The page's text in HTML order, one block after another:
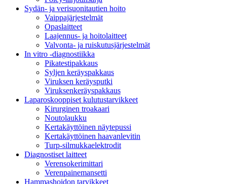
Sydän- ja verisuonitautien hoito
Vaippajärjestelmät
Opaslaitteet
Laajennus- ja hoitolaitteet
Valvonta- ja ruiskutusjärjestelmät
In vitro -diagnostiikka
Pikatestipakkaus
Syljen keräyspakkaus
Viruksen keräysputki
Viruksenkeräyspakkaus
Laparoskooppiset kulutustarvikkeet
Kirurginen troakaari
Noutolaukku
Kertakäyttöinen näytepussi
Kertakäyttöinen haavanlevitin
Turp-silmukkaelektrodit
Diagnostiset laitteet
Verensokerimittari
Verenpainemansetti
Hammashoidon tarvikkeet